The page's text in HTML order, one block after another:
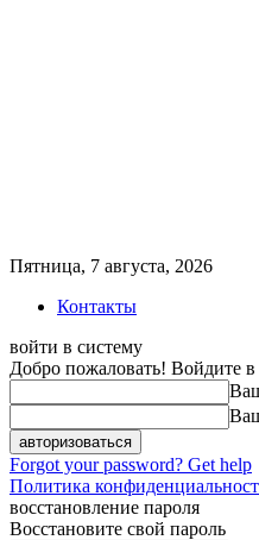
Пятница, 7 августа, 2026
Контакты
войти в систему
Добро пожаловать! Войдите
Forgot your password? Get help
Политика
восстановление пароля
Восстановите свой пароль